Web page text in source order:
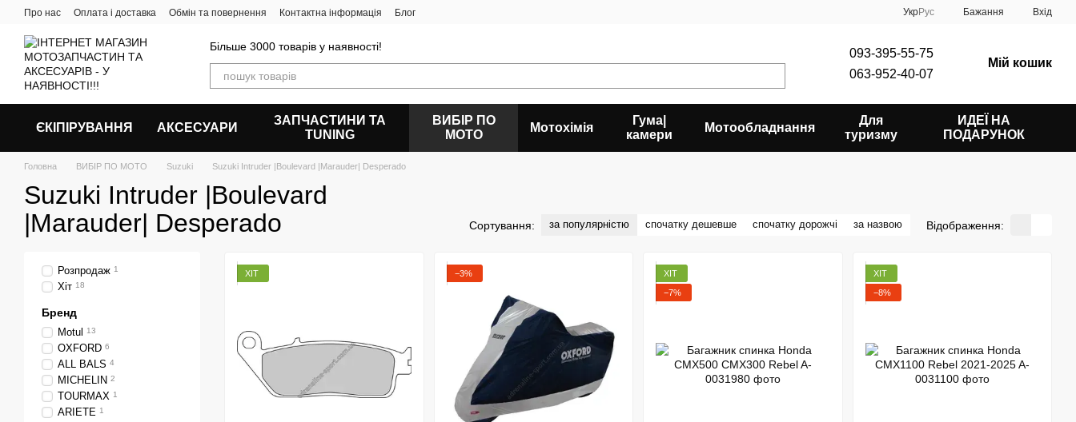
Перейти до основного контенту
Про нас Оплата і доставка Обмін та повернення Контактна інформація Блог УкрРус Бажання Вхід
Більше 3000 товарів у наявності!
093-395-55-75
063-952-40-07
Мій кошик
ЄКІПІРУВАННЯ АКСЕСУАРИ
ЗАПЧАСТИНИ ТА
ТUNING
ВИБІР ПО
МОТО
Мотохімія
Гума|
камери
Мотообладнання
Для
туризму
ИДЕЇ НА
ПОДАРУНОК
Головна ВИБІР ПО МОТО Suzuki Suzuki Intruder |Boulevard |Marauder| Desperado
Suzuki Intruder |Boulevard
|Marauder| Desperado
Сортування: за популярністю спочатку дешевше спочатку дорожчі за назвою Відображення:
ХІТ −3%
ХІТ
−7%
ХІТ
−8%
Розпродаж 1
Хіт 18
Бренд
Motul 13
OXFORD 6
ALL BALS 4
MICHELIN 2
TOURMAX 1
ARIETE 1